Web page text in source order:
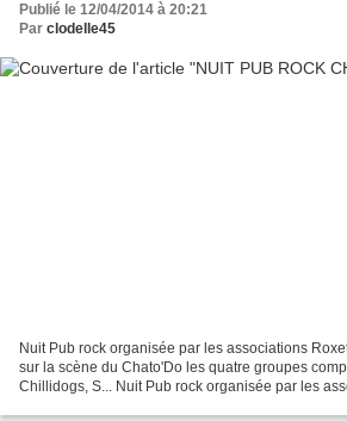
Publié le 12/04/2014 à 20:21
Par clodelle45
Nuit Pub rock organisée par les associations
sur la scène du Chato'Do les quatre groupes
Chillidogs, S... Nuit Pub rock organisée par les